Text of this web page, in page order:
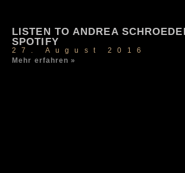
LISTEN TO ANDREA
SPOTIFY
27. August 2016
Mehr erfahren »